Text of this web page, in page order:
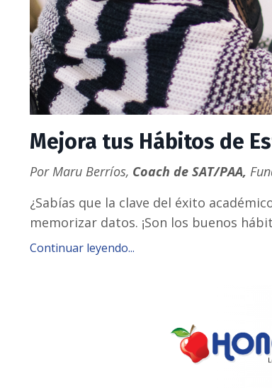
Mejora tus Hábitos de
Por Maru Berríos, Coach de SAT/PAA,
¿Sabías que la clave del éxito
memorizar datos. ¡Son los buenos
Continuar leyendo...